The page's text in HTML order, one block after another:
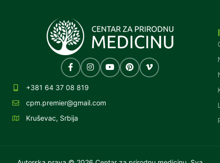
+381 64 37 08 819
cpm.premier@gmail.com
Kruševac, Srbija